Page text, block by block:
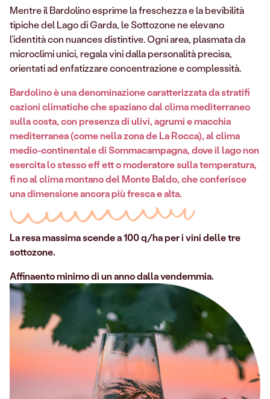
Mentre il Bardolino esprime la freschezza e la bevibilità
tipiche del Lago di Garda, le Sottozone ne elevano
l’identità con nuances distintive. Ogni area, plasmata da
microclimi unici, regala vini dalla personalità precisa,
orientati ad enfatizzare concentrazione e complessità.
Bardolino è una denominazione caratterizzata da stratifi
cazioni climatiche che spaziano dal clima mediterraneo
sulla costa, con presenza di ulivi, agrumi e macchia
mediterranea (come nella zona de La Rocca), al clima
medio-continentale di Sommacampagna, dove il lago non
esercita lo stesso eff ett o moderatore sulla temperatura,
fi no al clima montano del Monte Baldo, che conferisce
una dimensione ancora più fresca e alta.
La resa massima scende a 100 q/ha per i vini delle tre
sottozone.
Affinaento minimo di un anno dalla vendemmia.